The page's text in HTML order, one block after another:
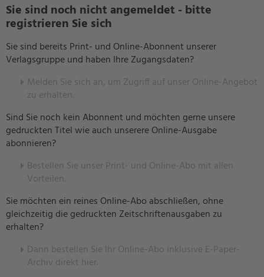
Sie sind noch nicht angemeldet - bitte
registrieren Sie sich
Sie sind bereits Print- und Online-Abonnent unserer
Verlagsgruppe und haben Ihre Zugangsdaten?
Melden Sie sich an, um Zugriff auf unser Online-Angebot
zu erhalten.
Sind Sie noch kein Abonnent und möchten gerne unsere
gedruckten Titel wie auch unserere Online-Ausgabe
abonnieren?
Bestellen Sie unser Print- und Online-Abo mit allen
Vorteilen.
Sie möchten ein reines Online-Abo abschließen, ohne
gleichzeitig die gedruckten Zeitschriftenausgaben zu
erhalten?
Dann bestellen Sie Ihr Online-Abo inklusive E-Paper-
Archiv direkt hier.